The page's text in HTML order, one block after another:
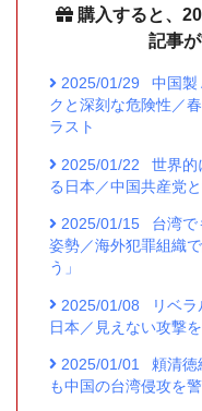
購入すると、
記事
2025/01/29
中国製
クと深刻な危険性／
ラスト
2025/01/22
世界的
る日本／中国共産党
2025/01/15
台湾で
姿勢／海外犯罪組織
う」
2025/01/08
リベ
日本／見えない攻撃
2025/01/01
頼清徳
も中国の台湾侵攻を